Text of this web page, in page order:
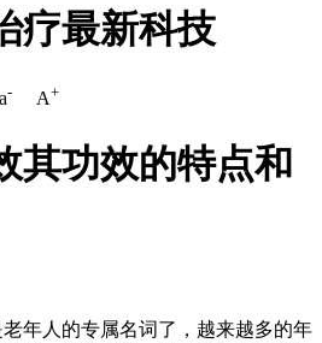
疗最新科技
a- A+
其功效的特点和
年人的专属名词了，越来越多的年